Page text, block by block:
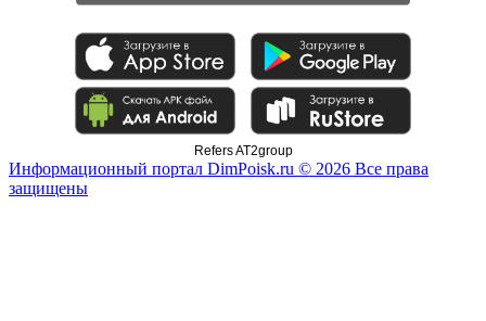
Refers AT2group
Информационный портал DimPoisk.ru © 2026 Все права
защищены